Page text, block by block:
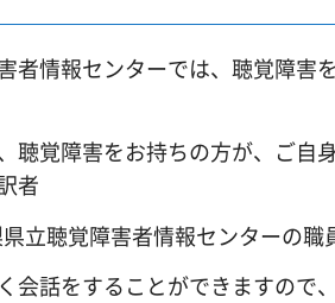
者情報センターでは、聴覚障害
聴覚障害をお持ちの方が、ご
者
立聴覚障害者情報センターの職
会話をすることができますので